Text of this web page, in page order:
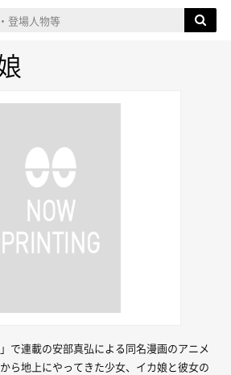
で連載の安部真弘による同名漫画のアニメ
ら地上にやってきた少女、イカ娘と彼女の